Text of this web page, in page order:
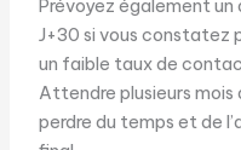
Prévoyez également un
J+30 si vous constatez
un faible taux de
Attendre plusieurs
perdre du temps et de